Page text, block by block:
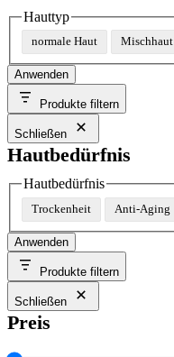
Hauttyp
normale Haut Mischhaut
Anwenden
Produkte filtern
Schließen
Hautbedürfnis
Hautbedürfnis
Trockenheit Anti-Aging
Anwenden
Produkte filtern
Schließen
Preis